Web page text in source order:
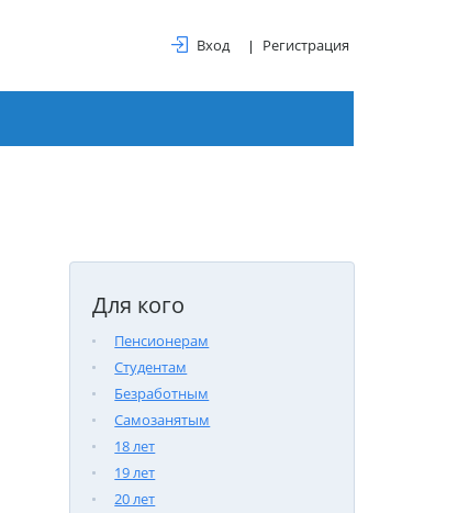
Вход Регистрация
Для кого
Пенсионерам
Студентам
Безработным
Самозанятым
18 лет
19 лет
20 лет